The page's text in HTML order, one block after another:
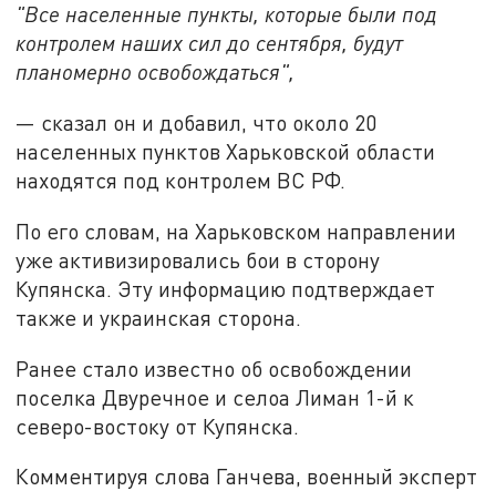
"Все населенные пункты, которые были под
контролем наших сил до сентября, будут
планомерно освобождаться",
— сказал он и добавил, что около 20
населенных пунктов Харьковской области
находятся под контролем ВС РФ.
По его словам, на Харьковском направлении
уже активизировались бои в сторону
Купянска. Эту информацию подтверждает
также и украинская сторона.
Ранее стало известно об освобождении
поселка Двуречное и селоа Лиман 1-й к
северо-востоку от Купянска.
Комментируя слова Ганчева, военный эксперт